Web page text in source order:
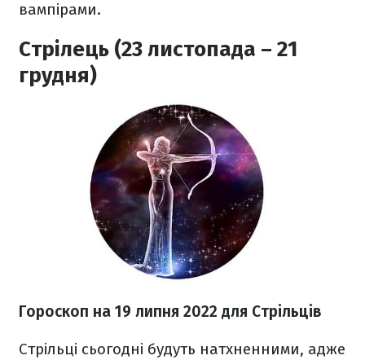
вампірами.
Стрілець (23 листопада – 21
грудня)
Гороскоп на 19 липня 2022 для Стрільців
Стрільці сьогодні будуть натхненними, адже